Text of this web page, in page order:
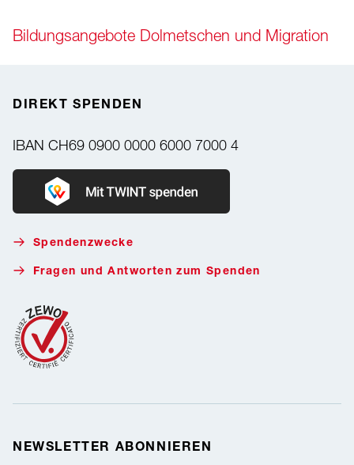
Bildungsangebote Dolmetschen und Migration
DIREKT SPENDEN
IBAN CH69 0900 0000 6000 7000 4
Donate with Twint
Spendenzwecke
Fragen und Antworten zum Spenden
NEWSLETTER ABONNIEREN